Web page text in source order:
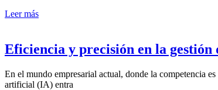
Leer más
Eficiencia y precisión en la gestión
En el mundo empresarial actual, donde la competencia
artificial (IA) entra